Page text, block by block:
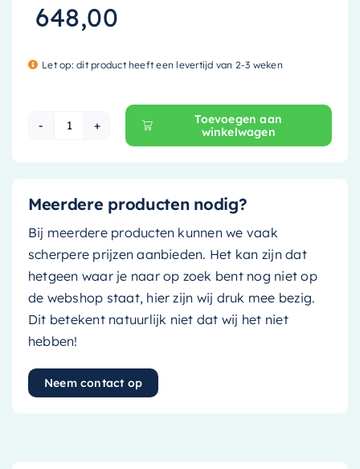
648,00
Let op: dit product heeft een levertijd van 2-3 weken
Mondiaz Waskom Arvo - Solid Surface -
Toevoegen aan
winkelwagen
Meerdere producten nodig?
Bij meerdere producten kunnen we vaak
scherpere prijzen aanbieden. Het kan zijn dat
hetgeen waar je naar op zoek bent nog niet op
de webshop staat, hier zijn wij druk mee bezig.
Dit betekent natuurlijk niet dat wij het niet
hebben!
Neem contact op